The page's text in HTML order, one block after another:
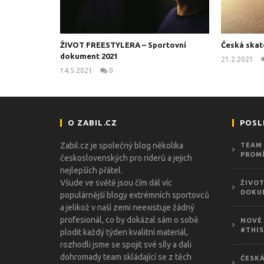
ŽIVOT FREESTYLERA – Sportovní
dokument 2021
14.5.2021
0
Česká
21.2.2021
O ZABIL.CZ
Zabil.cz je společný blog několika
československých pro riderů a jejich
nejlepších přátel.
Všude ve světě jsou čím dál víc
populárnější blogy extrémních sportovců
a jelikož v naší zemi neexistuje žádný
profesionál, co by dokázal sám o sobě
plodit každý týden kvalitní materiál,
rozhodli jsme se spojit své síly a dali
dohromady team skládající se z těch
TEAM
ŽIVOT